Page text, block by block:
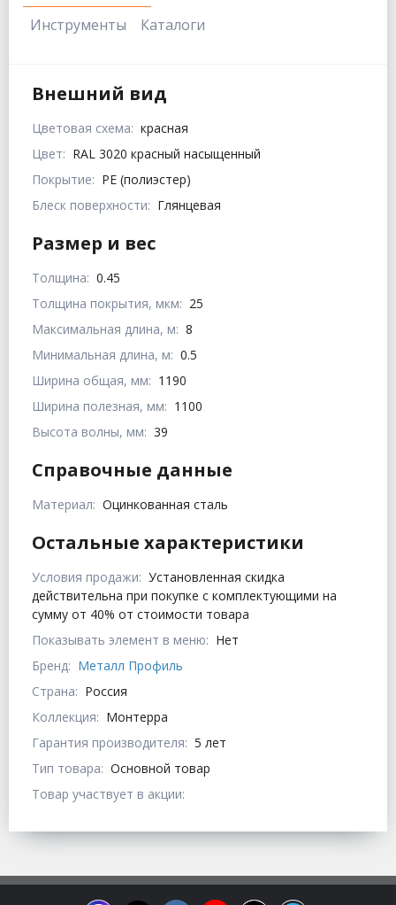
Инструменты
Каталоги
Внешний вид
Цветовая схема: красная
Цвет: RAL 3020 красный насыщенный
Покрытие: PE (полиэстер)
Блеск поверхности: Глянцевая
Размер и вес
Толщина: 0.45
Толщина покрытия, мкм: 25
Максимальная длина, м: 8
Минимальная длина, м: 0.5
Ширина общая, мм: 1190
Ширина полезная, мм: 1100
Высота волны, мм: 39
Справочные данные
Материал: Оцинкованная сталь
Остальные характеристики
Условия продажи: Установленная скидка
действительна при покупке с комплектующими на
сумму от 40% от стоимости товара
Показывать элемент в меню: Нет
Бренд: Металл Профиль
Страна: Россия
Коллекция: Монтерра
Гарантия производителя: 5 лет
Тип товара: Основной товар
Товар участвует в акции: